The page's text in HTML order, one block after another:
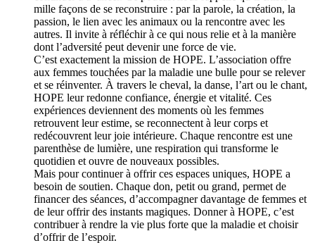
mille façons de se reconstruire : par la parole, la création, la
passion, le lien avec les animaux ou la rencontre avec les
autres. Il invite à réfléchir à ce qui nous relie et à la manière
dont l’adversité peut devenir une force de vie.
C’est exactement la mission de HOPE. L’association offre
aux femmes touchées par la maladie une bulle pour se relever
et se réinventer. À travers le cheval, la danse, l’art ou le chant,
HOPE leur redonne confiance, énergie et vitalité. Ces
expériences deviennent des moments où les femmes
retrouvent leur estime, se reconnectent à leur corps et
redécouvrent leur joie intérieure. Chaque rencontre est une
parenthèse de lumière, une respiration qui transforme le
quotidien et ouvre de nouveaux possibles.
Mais pour continuer à offrir ces espaces uniques, HOPE a
besoin de soutien. Chaque don, petit ou grand, permet de
financer des séances, d’accompagner davantage de femmes et
de leur offrir des instants magiques. Donner à HOPE, c’est
contribuer à rendre la vie plus forte que la maladie et choisir
d’offrir de l’espoir.